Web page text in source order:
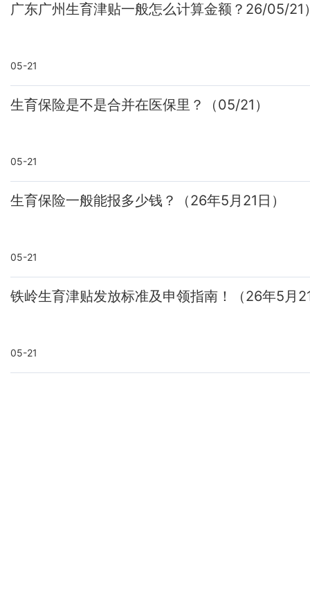
广东广州生育津贴一般怎么计算金额？26/05/21
05-21
生育保险是不是合并在医保里？（05/21）
05-21
生育保险一般能报多少钱？（26年5月21日）
05-21
铁岭生育津贴发放标准及申领指南！（26年5月
05-21